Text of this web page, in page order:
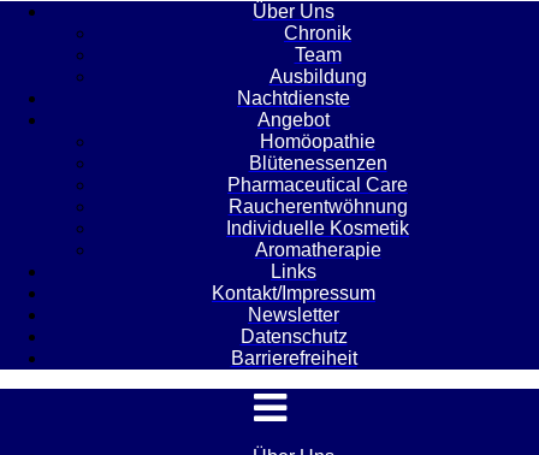
Über Uns
Chronik
Team
Ausbildung
Nachtdienste
Angebot
Homöopathie
Blütenessenzen
Pharmaceutical Care
Raucherentwöhnung
Individuelle Kosmetik
Aromatherapie
Links
Kontakt/Impressum
Newsletter
Datenschutz
Barrierefreiheit